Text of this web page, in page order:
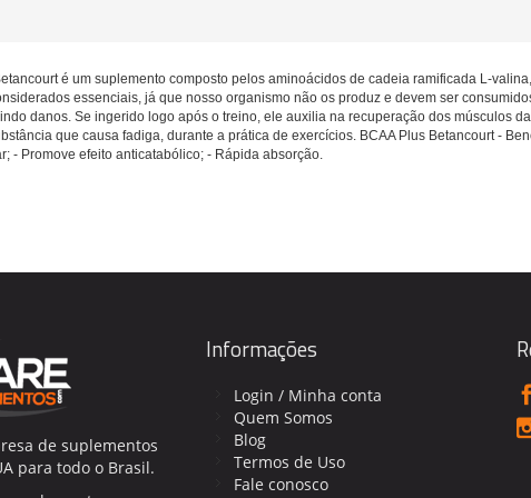
é um suplemento composto pelos aminoácidos de cadeia ramifi­cada L-
essenciais, já que nosso organismo não os produz e devem ser
danos. Se ingerido logo após o treino, ele auxilia na recuperação dos músculos
que causa fadiga, durante a prática de exercícios. BCAA Plus Betancourt -
- Promove efeito anticatabólico; - Rápida absorção.
de suplementos
para todo o Brasil.
Informações
Login / Minha conta
Quem Somos
Blog
Termos de Uso
Fale conosco